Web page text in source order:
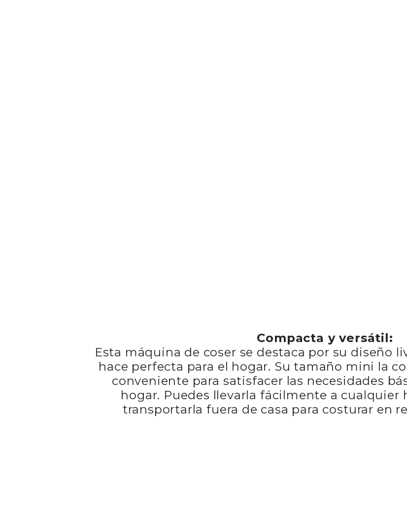
Compacta y versátil:
Esta máquina de coser se destaca por su diseño
hace perfecta para el hogar. Su tamaño mini la
conveniente para satisfacer las necesidades
hogar. Puedes llevarla fácilmente a cualquier
transportarla fuera de casa para costurar en